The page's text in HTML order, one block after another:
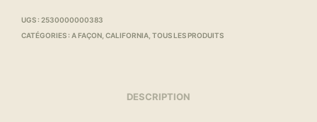
UGS : 2530000000383
CATÉGORIES : A FAÇON, CALIFORNIA, TOUS LES PRODUITS
DESCRIPTION